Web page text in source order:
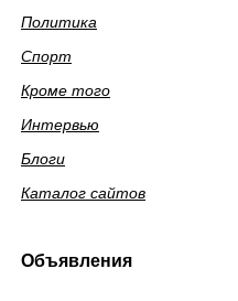
Политика
Спорт
Кроме того
Интервью
Блоги
Каталог сайтов
Объявления